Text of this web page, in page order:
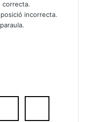
correcta.
incorrecta.